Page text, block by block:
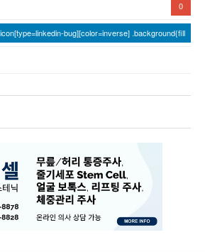
0
bug][color=inverse] .background{fill